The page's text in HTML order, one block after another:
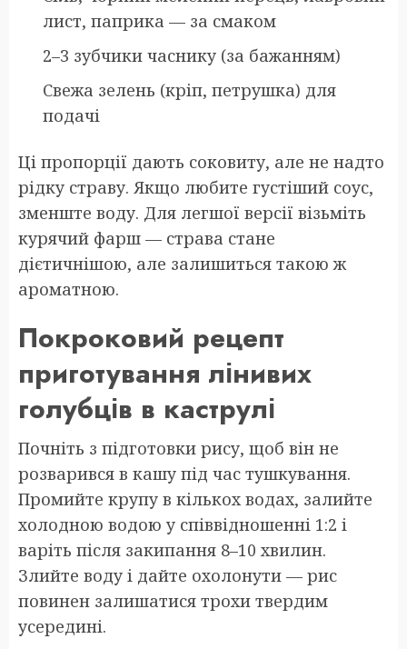
лист, паприка — за смаком
2–3 зубчики часнику (за бажанням)
Свежа зелень (кріп, петрушка) для
подачі
Ці пропорції дають соковиту, але не надто
рідку страву. Якщо любите густіший соус,
зменште воду. Для легшої версії візьміть
курячий фарш — страва стане
дієтичнішою, але залишиться такою ж
ароматною.
Покроковий рецепт
приготування лінивих
голубців в каструлі
Почніть з підготовки рису, щоб він не
розварився в кашу під час тушкування.
Промийте крупу в кількох водах, залийте
холодною водою у співвідношенні 1:2 і
варіть після закипання 8–10 хвилин.
Злийте воду і дайте охолонути — рис
повинен залишатися трохи твердим
усередині.